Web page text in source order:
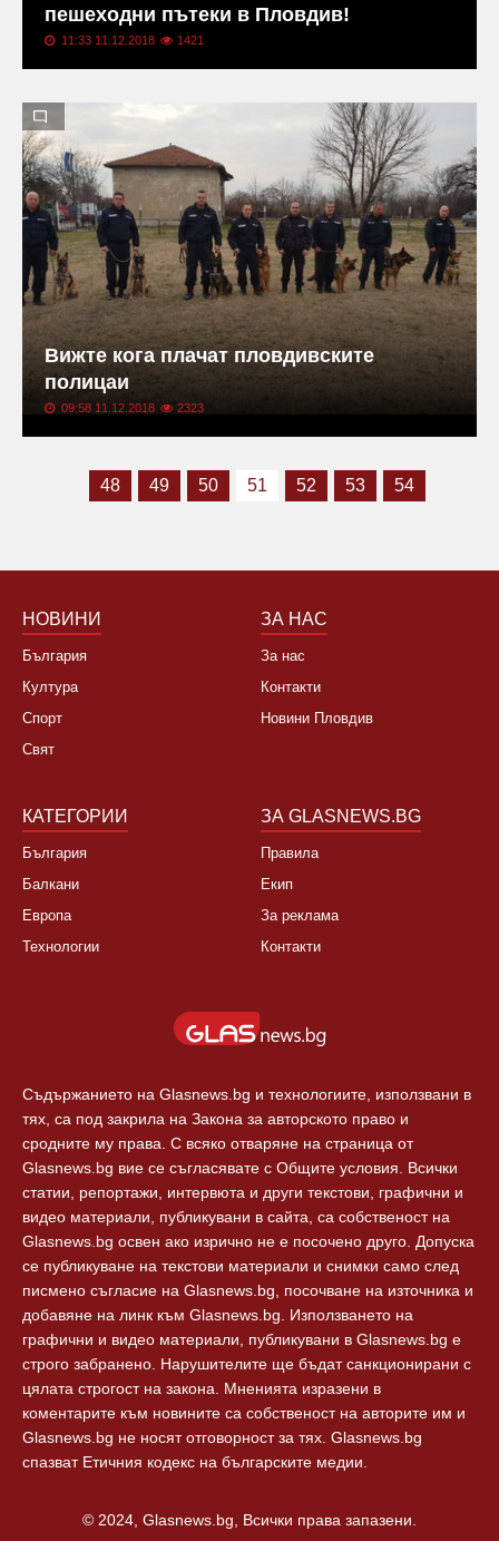
пешеходни пътеки в Пловдив!
11:33 11.12.2018 1421
Вижте кога плачат пловдивските
полицаи
09:58 11.12.2018 2323
48 49 50 51 52 53 54
НОВИНИ
България
Култура
Спорт
Свят
ЗА НАС
За нас
Контакти
Новини Пловдив
КАТЕГОРИИ
България
Балкани
Европа
Технологии
ЗА GLASNEWS.BG
Правила
Екип
За реклама
Контакти
Съдържанието на Glasnews.bg и технологиите, използвани в
тях, са под закрила на Закона за авторското право и
сродните му права. С всяко отваряне на страница от
Glasnews.bg вие се съгласявате с Общите условия. Всички
статии, репортажи, интервюта и други текстови, графични и
видео материали, публикувани в сайта, са собственост на
Glasnews.bg освен ако изрично не е посочено друго. Допуска
се публикуване на текстови материали и снимки само след
писмено съгласие на Glasnews.bg, посочване на източника и
добавяне на линк към Glasnews.bg. Използването на
графични и видео материали, публикувани в Glasnews.bg е
строго забранено. Нарушителите ще бъдат санкционирани с
цялата строгост на закона. Мненията изразени в
коментарите към новините са собственост на авторите им и
Glasnews.bg не носят отговорност за тях. Glasnews.bg
спазват Етичния кодекс на българските медии.
© 2024, Glasnews.bg, Всички права запазени.